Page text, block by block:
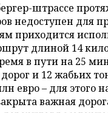
штрассе
недоступен для
приходится
длиной 14
в пути на 25
дорог и 12 жабьих
евро – для этого
важная